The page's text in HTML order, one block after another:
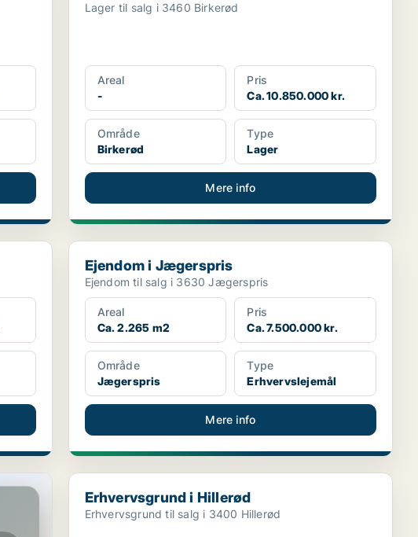
Lager til salg i 3460 Birkerød
Areal
-
Pris
Ca. 10.850.000 kr.
Område
Birkerød
Type
Lager
Mere info
Ejendom i Jægerspris
Ejendom i Jægerspris
Ejendom til salg i 3630 Jægerspris
Areal
Ca. 2.265 m2
Pris
Ca. 7.500.000 kr.
Område
Jægerspris
Type
Erhvervslejemål
Mere info
Erhvervsgrund i Hillerød
Erhvervsgrund i Hillerød
Erhvervsgrund til salg i 3400 Hillerød